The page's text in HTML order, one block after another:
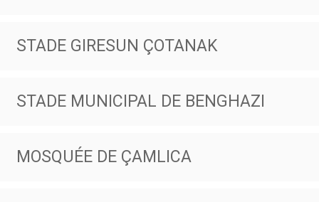
STADE GIRESUN ÇOTANAK
STADE MUNICIPAL DE BENGHAZI
MOSQUÉE DE ÇAMLICA